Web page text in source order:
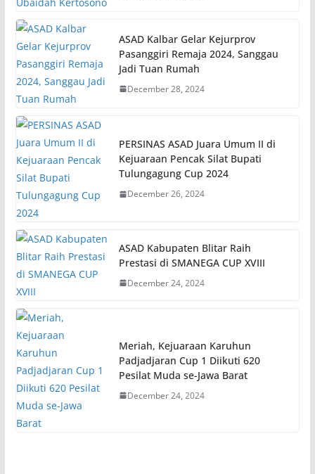
ASAD Kalbar Gelar Kejurprov
Pasanggiri Remaja 2024, Sanggau
Jadi Tuan Rumah
December 28, 2024
PERSINAS ASAD Juara Umum II di
Kejuaraan Pencak Silat Bupati
Tulungagung Cup 2024
December 26, 2024
ASAD Kabupaten Blitar Raih
Prestasi di SMANEGA CUP XVIII
December 24, 2024
Meriah, Kejuaraan Karuhun
Padjadjaran Cup 1 Diikuti 620
Pesilat Muda se-Jawa Barat
December 24, 2024